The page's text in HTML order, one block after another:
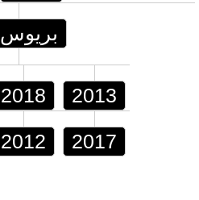
بريوس C
2018 2013
2012 2017